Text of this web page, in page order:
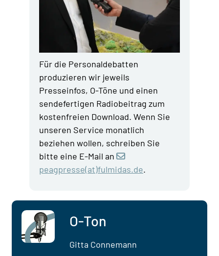
Für die Personaldebatten
produzieren wir jeweils
Presseinfos, O-Töne und einen
sendefertigen Radiobeitrag zum
kostenfreien Download. Wenn Sie
unseren Service monatlich
beziehen wollen, schreiben Sie
bitte eine E-Mail an
peagpresse(at)fulmidas.de.
O-Ton
Gitta Connemann